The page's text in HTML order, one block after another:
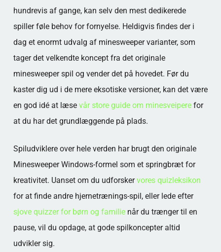
hundrevis af gange, kan selv den mest dedikerede
spiller føle behov for fornyelse. Heldigvis findes der i
dag et enormt udvalg af minesweeper varianter, som
tager det velkendte koncept fra det originale
minesweeper spil og vender det på hovedet. Før du
kaster dig ud i de mere eksotiske versioner, kan det være
en god idé at læse vår store guide om minesveiperefor
at du har det grundlæggende på plads.
Spiludviklere over hele verden har brugt den originale
Minesweeper Windows-formel som et springbræt for
kreativitet. Uanset om du udforskervores quizleksikon
for at finde andre hjernetrænings-spil, eller lede efter
sjove quizzer for børn og familienår du trænger til en
pause, vil du opdage, at gode spilkoncepter altid
udvikler sig.
nøyaktig, uten gjetting eller usikkerhet.
Derfor er det ikke nødvendig å gjette hva
Populære kategorier